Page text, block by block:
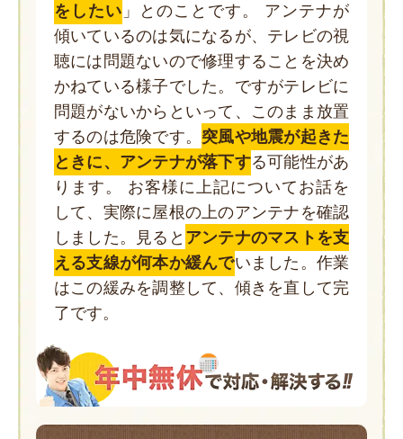
をしたい 」とのことです。 アンテナが
傾いているのは気になるが、テレビの視
聴には問題ないので修理することを決め
かねている様子でした。ですがテレビに
問題がないからといって、このまま放置
するのは危険です。 突風や地震が起きた
ときに、アンテナが落下する可能性があ
ります。 お客様に上記についてお話を
して、実際に屋根の上のアンテナを確認
しました。見ると アンテナのマストを支
える支線が何本か緩んでいました。作業
はこの緩みを調整して、傾きを直して完
了です。